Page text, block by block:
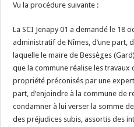
Vu la procédure suivante :
La SCI Jenapy 01 a demandé le 18
administratif de Nîmes, d’une part,
laquelle le maire de Bessèges
que la commune réalise les
propriété préconisés par une
part, d’enjoindre à la commune de
condamner à lui verser la somme
des préjudices subis, assortis des